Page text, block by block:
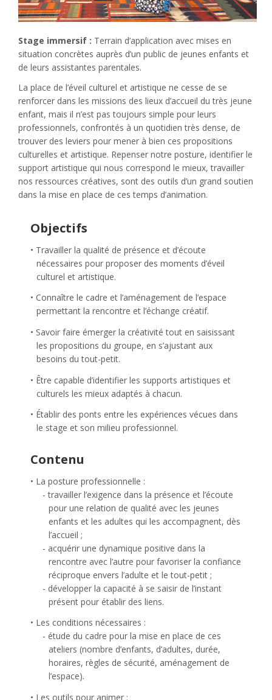
Stage immersif : Terrain d’application avec mises en
situation concrètes auprès d’un public de jeunes enfants et
de leurs assistantes parentales.
La place de l’éveil culturel et artistique ne cesse de se
renforcer dans les missions des lieux d’accueil du très jeune
enfant, mais il n’est pas toujours simple pour leurs
professionnels, confrontés à un quotidien très dense, de
trouver des leviers pour mener à bien ces propositions
culturelles et artistique. Repenser notre posture, identifier le
support artistique qui nous correspond le mieux, travailler
nos ressources créatives, sont des outils d’un grand soutien
dans la mise en place de ces temps d’animation.
Objectifs
Travailler la qualité de présence et d’écoute
nécessaires pour proposer des moments d’éveil
culturel et artistique.
Connaître le cadre et l’aménagement de l’espace
permettant la rencontre et l’échange créatif.
Savoir faire émerger la créativité tout en saisissant
les propositions du groupe, en s’ajustant aux
besoins du tout-petit.
Être capable d’identifier les supports artistiques et
culturels les mieux adaptés à chacun.
Établir des ponts entre les expériences vécues dans
le stage et son milieu professionnel.
Contenu
La posture professionnelle :
travailler l’exigence dans la présence et l’écoute
pour une relation de qualité avec les jeunes
enfants et les adultes qui les accompagnent, dès
l’accueil ;
acquérir une dynamique positive dans la
rencontre avec l’autre pour favoriser la confiance
réciproque envers l’adulte et le tout-petit ;
développer la capacité à se saisir de l’instant
présent pour établir des liens.
Les conditions nécessaires :
étude du cadre pour la mise en place de ces
ateliers (nombre d’enfants, d’adultes, durée,
horaires, règles de sécurité, aménagement de
l’espace).
Les outils pour animer :